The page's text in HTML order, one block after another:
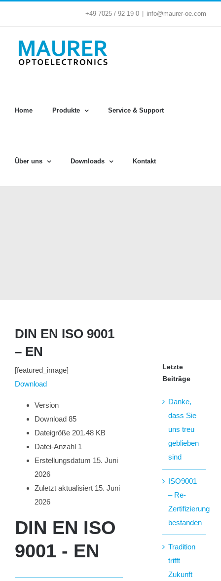
+49 7025 / 92 19 0 info@maurer-oe.com
Home Produkte Service & Support
Über uns Downloads Kontakt
DIN EN ISO 9001
– EN
[featured_image]
Download
Version
Download 85
Dateigröße 201.48 KB
Datei-Anzahl 1
Erstellungsdatum 15. Juni
2026
Zuletzt aktualisiert 15. Juni
2026
DIN EN ISO
9001 - EN
Letzte
Beiträge
Danke,
dass Sie
uns treu
geblieben
sind
ISO9001
– Re-
Zertifizierung
bestanden
Tradition
trifft
Zukunft